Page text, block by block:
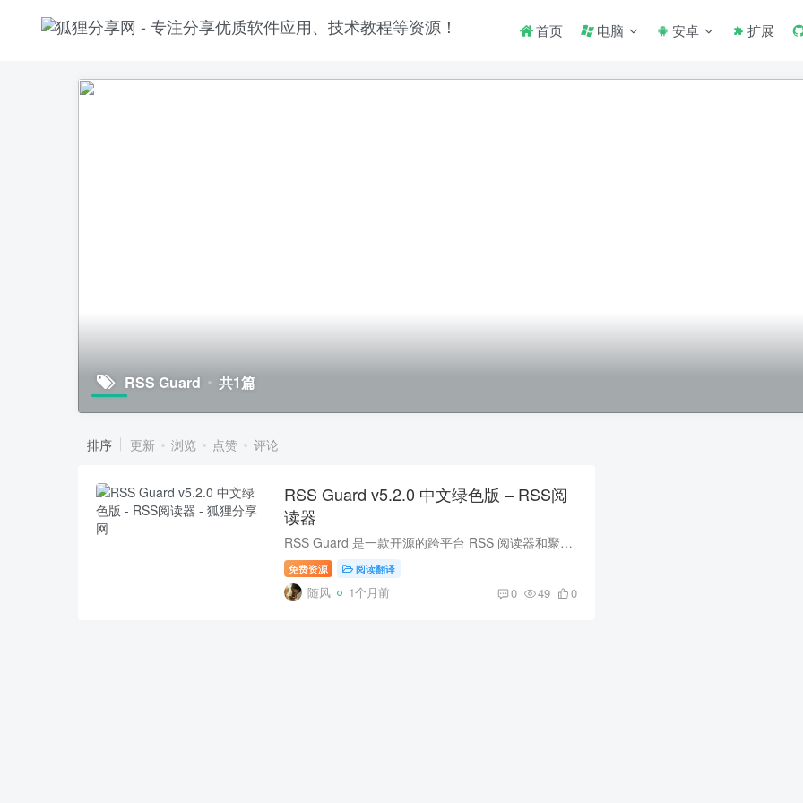
首页 电脑 安卓 扩展
RSS Guard 共1篇
排序 更新 浏览 点赞 评论
RSS Guard v5.2.0 中文绿色版 – RSS阅
读器
RSS Guard 是一款开源的跨平台 RSS 阅读器和聚合器软件。它可以让用户订阅和阅读来自不同网站的内容，将这些内容统一显示在一个界面上。 软件功能 多账号管理：RSS Guard 允许用户通过一个界面...
免费资源 阅读翻译
随风 1个月前 0 49 0